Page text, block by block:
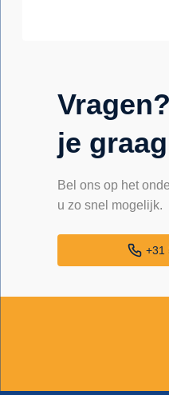
je
Bel ons op het
u zo snel mogelijk.
+31